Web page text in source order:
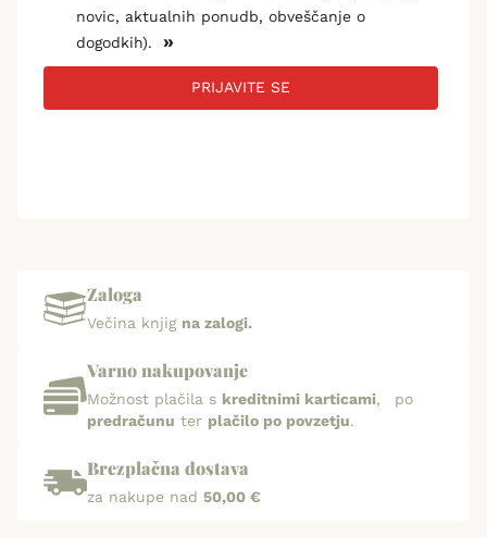
novic, aktualnih ponudb, obveščanje o
dogodkih).
»
PRIJAVITE SE
Zaloga
Večina knjig na zalogi.
Varno nakupovanje
Možnost plačila s kreditnimi karticami, po
predračunu ter plačilo po povzetju.
Brezplačna dostava
za nakupe nad 50,00 €